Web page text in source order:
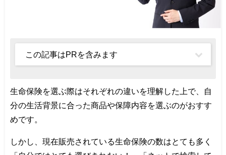
この記事はPRを含みます
生命保険を選ぶ際はそれぞれの違いを理解した上で、自
分の生活背景に合った商品や保障内容を選ぶのがおすす
めです。
しかし、現在販売されている生命保険の数はとても多く